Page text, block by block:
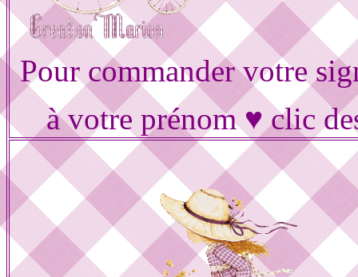
Pour commander votre
à votre prénom ♥ clic